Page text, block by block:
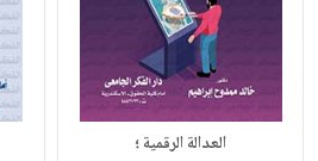
العدالة الرقمية ؛